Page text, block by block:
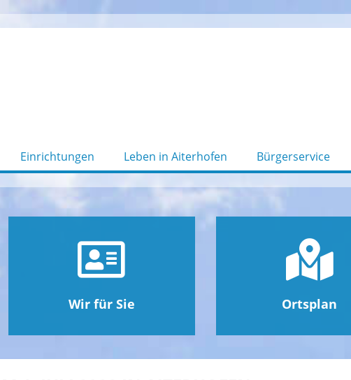
Einrichtungen Leben in Aiterhofen Bürgerservice
Wir für Sie Ortsplan